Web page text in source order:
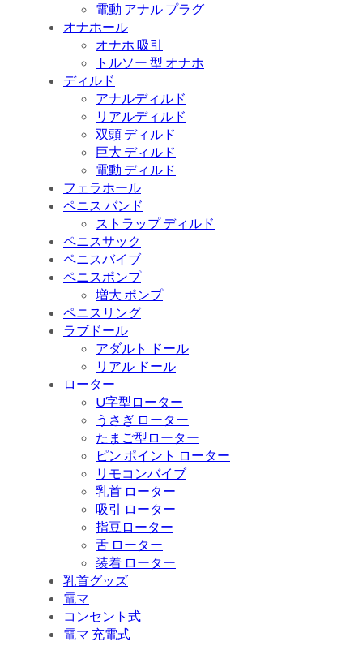
電動 アナル プラグ
オナホール
オナホ 吸引
トルソー 型 オナホ
ディルド
アナルディルド
リアルディルド
双頭 ディルド
巨大 ディルド
電動 ディルド
フェラホール
ペニス バンド
ストラップ ディルド
ペニスサック
ペニスバイブ
ペニスポンプ
増大 ポンプ
ペニスリング
ラブドール
アダルト ドール
リアル ドール
ローター
U字型ローター
うさぎ ローター
たまご型ローター
ピン ポイント ローター
リモコンバイブ
乳首 ローター
吸引 ローター
指豆ローター
舌 ローター
装着 ローター
乳首グッズ
電マ
コンセント式
電マ 充電式